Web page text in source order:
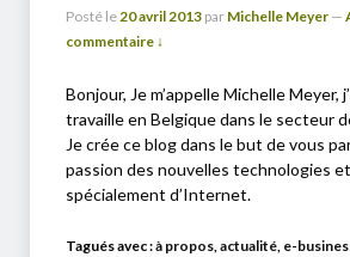
Posté le20 avril 2013 par Michelle Meyer —
commentaire ↓
Bonjour, Je m’appelle Michelle Meyer,
travaille en Belgique dans le secteur
Je crée ce blog dans le but de vous
passion des nouvelles technologies
spécialement d’Internet.
Tagués avec :à propos,actualité, e-